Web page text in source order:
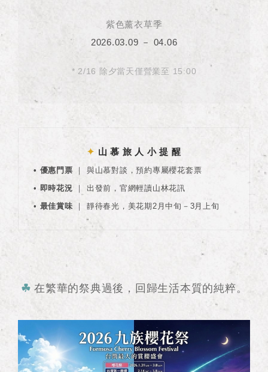
紫色薰衣草季
2026.03.09 － 04.06
* 2/16 除夕當天僅營業至 15:00
✦ 山 慕 旅 人 小 提 醒
• 優惠門票
｜ 與山慕對談，預約專屬櫻花套票
• 即時花況 ｜ 出發前，官網輕讀山林花訊
• 最佳賞味 ｜ 靜待春光，美花期2月中旬－3月上旬
☘︎ 在繁華的祭典過後，回歸生活本質的純粹。